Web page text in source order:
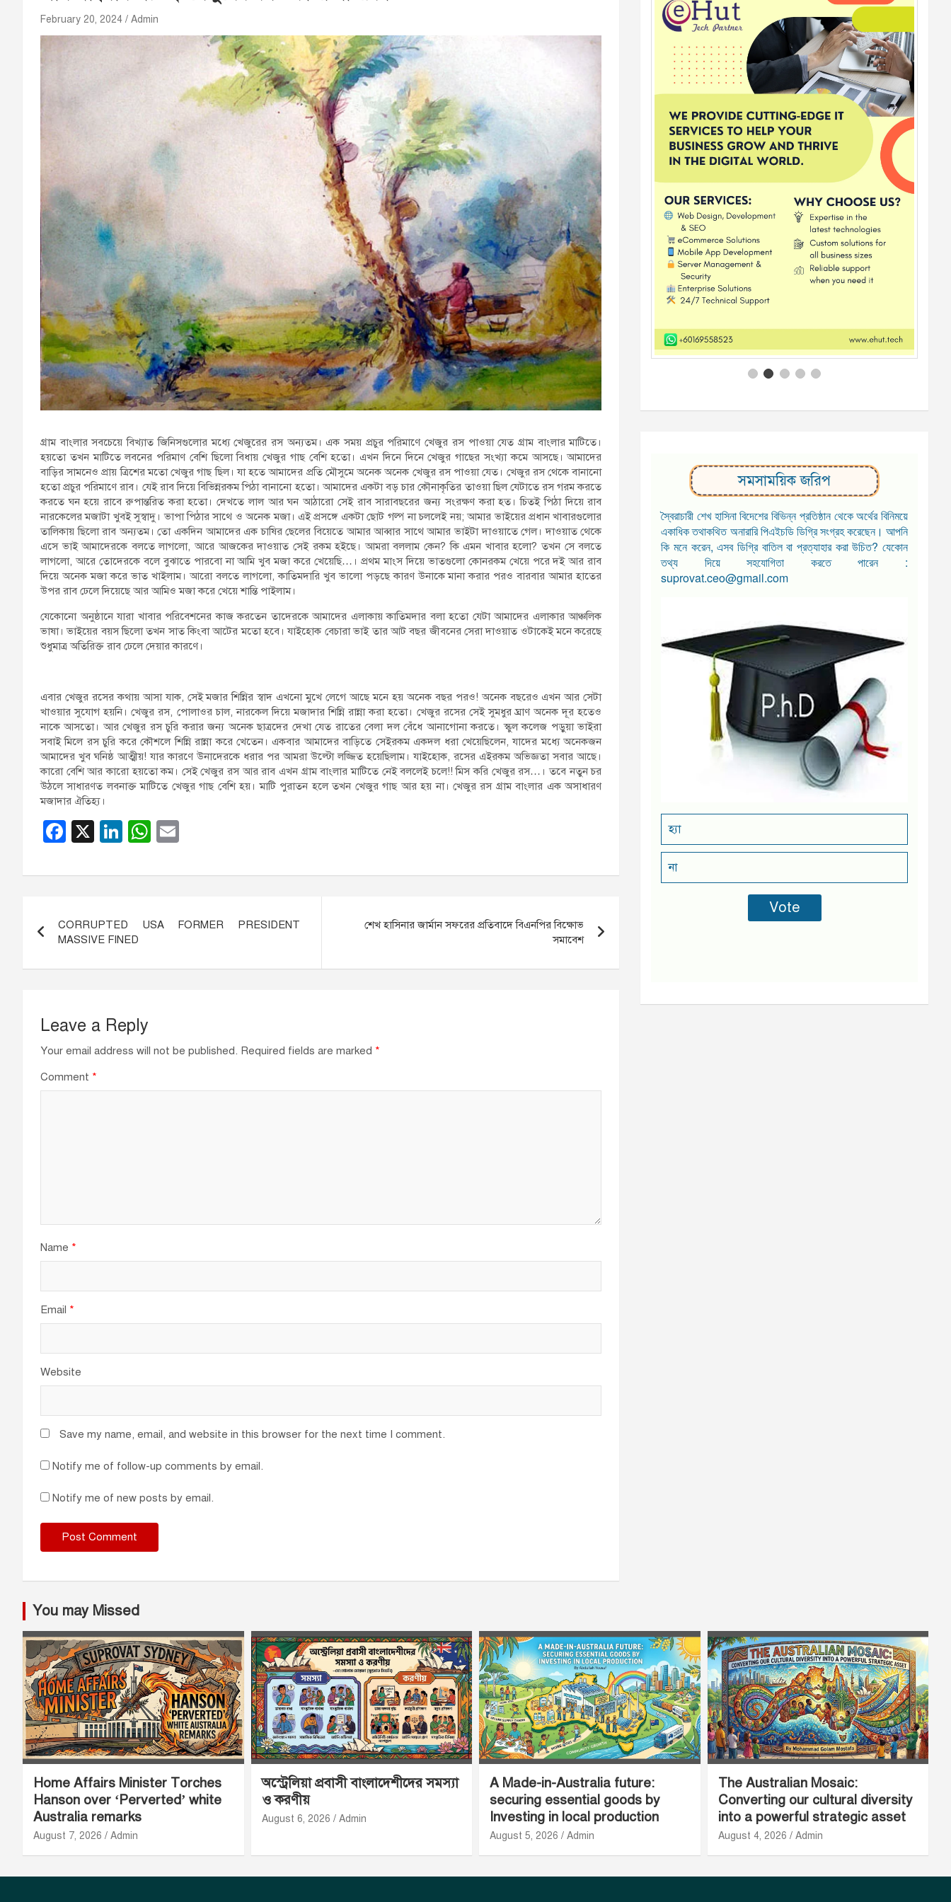
February 20, 2024 Admin
গ্রাম বাংলার সবচেয়ে বিখ্যাত জিনিসগুলোর মধ্যে খেজুরের রস অন্যতম। এক সময় প্রচুর পরিমাণে খেজুর রস পাওয়া যেত গ্রাম বাংলার মাটিতে।
হয়তো তখন মাটিতে লবনের পরিমাণ বেশি ছিলো বিধায় খেজুর গাছ বেশি হতো। এখন দিনে দিনে খেজুর গাছের সংখ্যা কমে আসছে। আমাদের
বাড়ির সামনেও প্রায় ত্রিশের মতো খেজুর গাছ ছিল। যা হতে আমাদের প্রতি মৌসুমে অনেক অনেক খেজুর রস পাওয়া যেত। খেজুর রস থেকে বানানো
হতো প্রচুর পরিমাণে রাব। যেই রাব দিয়ে বিভিন্নরকম পিঠা বানানো হতো। আমাদের একটা বড় চার কৌনাকৃতির তাওয়া ছিল যেটাতে রস গরম করতে
করতে ঘন হয়ে রাবে রুপান্তরিত করা হতো। দেখতে লাল আর ঘন আঠারো সেই রাব সারাবছরের জন্য সংরক্ষণ করা হত। চিতই পিঠা দিয়ে রাব
নারকেলের মজাটা খুবই সুস্বাদু। ভাপা পিঠার সাথে ও অনেক মজা। এই প্রসঙ্গে একটা ছোট গল্প না চললেই নয়; আমার ভাইয়ের প্রধান খাবারগুলোর
তালিকায় ছিলো রাব অন্যতম। তো একদিন আমাদের এক চাষির ছেলের বিয়েতে আমার আব্বার সাথে আমার ভাইটা দাওয়াতে গেল। দাওয়াত থেকে
এসে ভাই আমাদেরকে বলতে লাগলো, আরে আজকের দাওয়াত সেই রকম হইছে। আমরা বললাম কেন? কি এমন খাবার হলো? তখন সে বলতে
লাগলো, আরে তোদেরকে বলে বুঝাতে পারবো না আমি খুব মজা করে খেয়েছি…। প্রথম মাংস দিয়ে ভাতগুলো কোনরকম খেয়ে পরে দই আর রাব
দিয়ে অনেক মজা করে ভাত খাইলাম। আরো বলতে লাগলো, কাতিমদারি খুব ভালো পড়ছে কারণ উনাকে মানা করার পরও বারবার আমার হাতের
উপর রাব ঢেলে দিয়েছে আর আমিও মজা করে খেয়ে শান্তি পাইলাম।
যেকোনো অনুষ্ঠানে যারা খাবার পরিবেশনের কাজ করতেন তাদেরকে আমাদের এলাকায় কাতিমদার বলা হতো যেটা আমাদের এলাকার আঞ্চলিক
ভাষা। ভাইয়ের বয়স ছিলো তখন সাত কিংবা আটের মতো হবে। যাইহোক বেচারা ভাই তার আট বছর জীবনের সেরা দাওয়াত ওটাকেই মনে করেছে
শুধুমাত্র অতিরিক্ত রাব ঢেলে দেয়ার কারণে।
এবার খেজুর রসের কথায় আসা যাক, সেই মজার শিন্নির স্বাদ এখনো মুখে লেগে আছে মনে হয় অনেক বছর পরও! অনেক বছরেও এখন আর সেটা
খাওয়ার সুযোগ হয়নি। খেজুর রস, পোলাওর চাল, নারকেল দিয়ে মজাদার শিন্নি রান্না করা হতো। খেজুর রসের সেই সুমধুর ঘ্রাণ অনেক দূর হতেও
নাকে আসতো। আর খেজুর রস চুরি করার জন্য অনেক ছাত্রদের দেখা যেত রাতের বেলা দল বেঁধে আনাগোনা করতে। স্কুল কলেজ পড়ুয়া ভাইরা
সবাই মিলে রস চুরি করে কৌশলে শিন্নি রান্না করে খেতেন। একবার আমাদের বাড়িতে সেইরকম একদল ধরা খেয়েছিলেন, যাদের মধ্যে অনেকজন
আমাদের খুব ঘনিষ্ঠ আত্মীয়! যার কারণে উনাদেরকে ধরার পর আমরা উল্টো লজ্জিত হয়েছিলাম। যাইহোক, রসের এইরকম অভিজ্ঞতা সবার আছে।
কারো বেশি আর কারো হয়তো কম। সেই খেজুর রস আর রাব এখন গ্রাম বাংলার মাটিতে নেই বললেই চলে!! মিস করি খেজুর রস…। তবে নতুন চর
উঠলে সাধারণত লবনাক্ত মাটিতে খেজুর গাছ বেশি হয়। মাটি পুরাতন হলে তখন খেজুর গাছ আর হয় না। খেজুর রস গ্রাম বাংলার এক অসাধারণ
মজাদার ঐতিহ্য।
F
c
b
o
o
X
Li
k
dI
n
W
at
A
p
ail
navigation
CORRUPTED USA FORMER PRESIDENT
MASSIVE FINED
শেখ হাসিনার জার্মান সফরের প্রতিবাদে বিএনপির বিক্ষোভ
সমাবেশ
Leave a Reply
Your email address will not be published. Required fields are marked *
Comment *
Name *
Email *
Website
Save my name, email, and website in this browser for the next time I comment.
Notify me of follow-up comments by email.
Notify me of new posts by email.
সমসাময়িক জরিপ
স্বৈরাচারী শেখ হাসিনা বিদেশের বিভিন্ন প্রতিষ্ঠান থেকে অর্থের বিনিময়ে
একাধিক তথাকথিত অনারারি পিএইচডি ডিগ্রি সংগ্রহ করেছেন। আপনি
কি মনে করেন, এসব ডিগ্রি বাতিল বা প্রত্যাহার করা উচিত? যেকোন
তথ্য দিয়ে সহযোগিতা করতে পারেন :
suprovat.ceo@gmail.com
হ্যা
না
You may Missed
Home Affairs Minister Torches
Hanson over ‘Perverted’ white
Australia remarks
August 7, 2026 Admin
অস্ট্রেলিয়া প্রবাসী বাংলাদেশীদের সমস্যা
ও করণীয়
August 6, 2026 Admin
A Made-in-Australia future:
securing essential goods by
Investing in local production
August 5, 2026 Admin
The Australian Mosaic:
Converting our cultural diversity
into a powerful strategic asset
August 4, 2026 Admin